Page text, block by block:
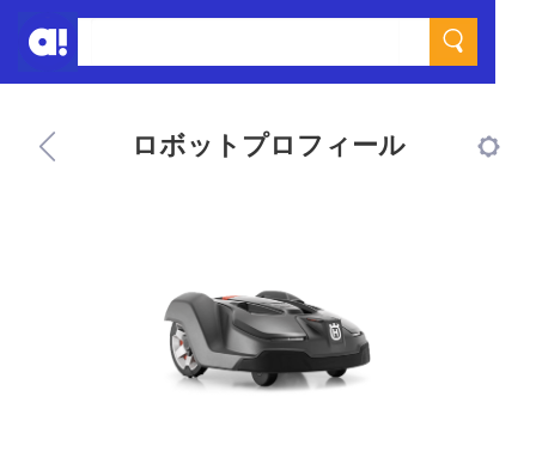
ロボットプロフィール